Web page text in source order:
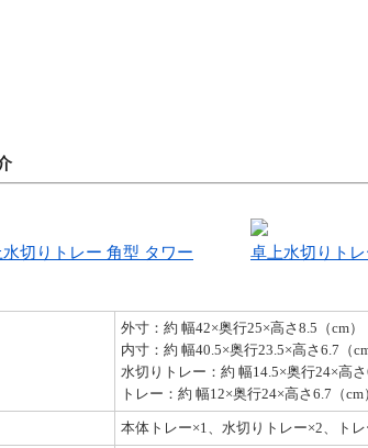
切りトレー 角型 タワー 卓上水切りト
外寸：約 幅42×奥行25×高さ8.5（cm）
内寸：約 幅40.5×奥行23.5×高さ6.7（cm
水切りトレー：約 幅14.5×奥行24×高さ
トレー：約 幅12×奥行24×高さ6.7（cm
本体トレー×1、水切りトレー×2、トレ